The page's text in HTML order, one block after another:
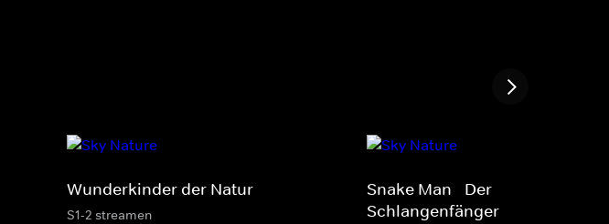
Wunderkinder der Natur
S1-2 streamen
Snake Man - Der
Schlangenfänger